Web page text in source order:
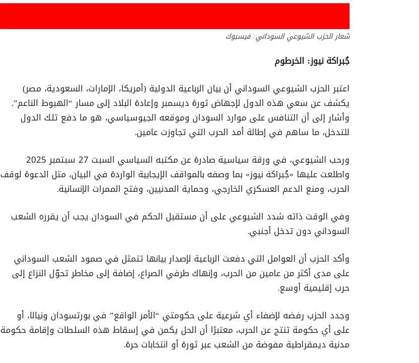
شعار الحزب الشيوعي السوداني: فيسبوك
جُبراكة نيوز: الخرطوم
اعتبر الحزب الشيوعي السوداني أن بيان الرباعية الدولية (أمريكا، الإمارات، السعودية، مصر)
يكشف عن سعي هذه الدول لإجهاض ثورة ديسمبر وإعادة البلاد إلى مسار “الهبوط الناعم”.
وأشار إلى أن التنافس على موارد السودان وموقعه الجيوسياسي، هو ما دفع تلك الدول
للتدخل، ما ساهم في إطالة أمد الحرب التي تجاوزت عامين.
ورحب الشيوعي، في ورقة سياسية صادرة عن مكتبه السياسي السبت 27 سبتمبر 2025
واطلعت عليها «جُبراكة نيوز» بما وصفه بالمواقف الإيجابية الواردة في البيان، مثل الدعوة لوقف
الحرب، ومنع الدعم العسكري الخارجي، وحماية المدنيين، وفتح الممرات الإنسانية.
وفي الوقت ذاته شدد الشيوعي على أن مستقبل الحكم في السودان يجب أن يقرره الشعب
السوداني دون تدخل أجنبي.
وأكد الحزب أن العوامل التي دفعت الرباعية لإصدار بيانها تتمثل في صمود الشعب السوداني
على مدى أكثر من عامين من الحرب، وإنهاك طرفي الصراع، إضافة إلى مخاطر تحوّل النزاع إلى
حرب إقليمية أوسع.
وجدد الحزب رفضه لإضفاء أي شرعية على حكومتي “الأمر الواقع” في بورتسودان ونيالا، أو
على أي حكومة تنتج عن الحرب، معتبرًا أن الحل يكمن في إسقاط هذه السلطات وإقامة حكومة
مدنية ديمقراطية مفوضة من الشعب عبر ثورة أو انتخابات حرة.